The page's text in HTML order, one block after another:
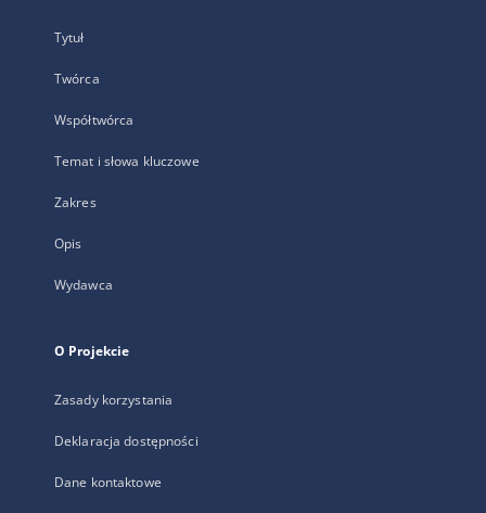
Tytuł
Twórca
Współtwórca
Temat i słowa kluczowe
Zakres
Opis
Wydawca
O Projekcie
Zasady korzystania
Deklaracja dostępności
Dane kontaktowe